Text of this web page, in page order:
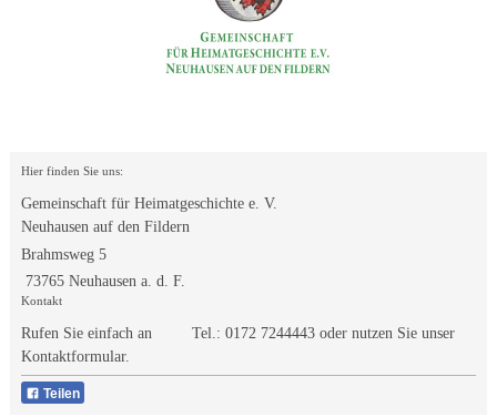
Hier finden Sie uns:
Gemeinschaft für Heimatgeschichte e. V.
Neuhausen auf den Fildern
Brahmsweg 5
73765 Neuhausen a. d. F.
Kontakt
Rufen Sie einfach an Tel.: 0172 7244443oder nutzen Sie unser
Kontaktformular.
Teilen